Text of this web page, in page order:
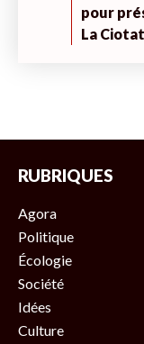
pour
La Ciotat
RUBRIQUES
Agora
Politique
Écologie
Société
Idées
Culture